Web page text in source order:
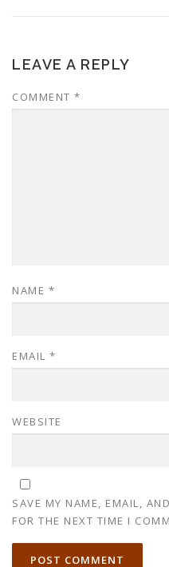
LEAVE A REPLY
COMMENT *
NAME *
EMAIL *
WEBSITE
SAVE MY NAME, EMAIL,
FOR THE NEXT TIME I